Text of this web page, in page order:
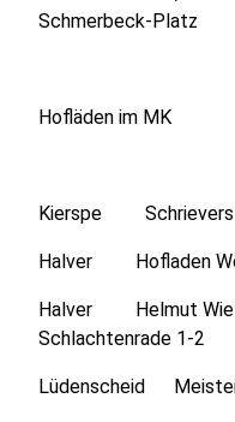
Schmerbeck-Platz
Hofläden im MK
Kierspe Schrievers
Halver Hofladen
Halver Helmut
Schlachtenrade 1-2
Lüdenscheid Meister